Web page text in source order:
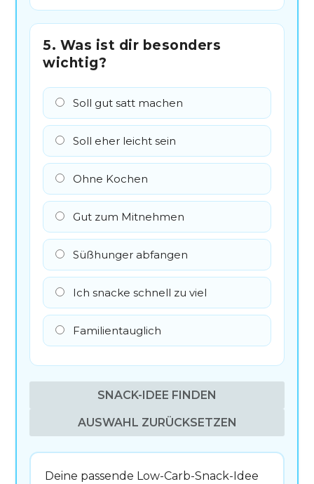
5. Was ist dir besonders
wichtig?
Soll gut satt machen
Soll eher leicht sein
Ohne Kochen
Gut zum Mitnehmen
Süßhunger abfangen
Ich snacke schnell zu viel
Familientauglich
SNACK-IDEE FINDEN
AUSWAHL ZURÜCKSETZEN
Deine passende Low-Carb-Snack-Idee